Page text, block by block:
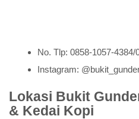
No. Tlp: 0858-1057-4384/
Instagram:
Lokasi Bukit
& Kedai Kopi